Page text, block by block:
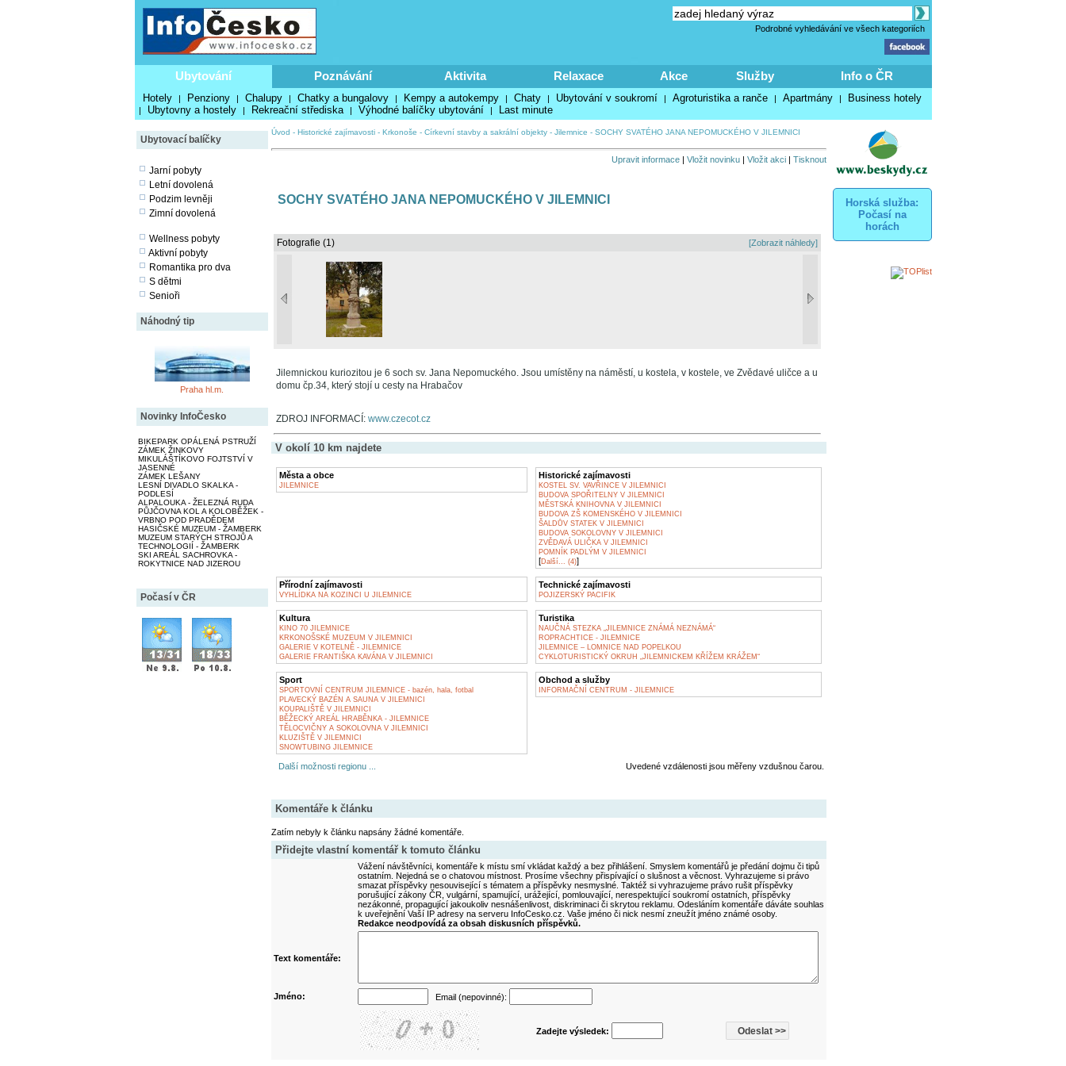
Podrobné vyhledávání ve všech kategoriích
Ubytování Poznávání Aktivita Relaxace Akce Služby Info o ČR
Hotely | Penziony | Chalupy | Chatky a bungalovy | Kempy a autokempy | Chaty | Ubytování v soukromí | Agroturistika a ranče | Apartmány | Business hotely
| Ubytovny a hostely | Rekreační střediska | Výhodné balíčky ubytování | Last minute
Ubytovací balíčky
Jarní pobyty
Letní dovolená
Podzim levněji
Zimní dovolená
Wellness pobyty
Aktivní pobyty
Romantika pro dva
S dětmi
Senioři
Náhodný tip
Praha hl.m.
Novinky InfoČesko
BIKEPARK OPÁLENÁ PSTRUŽÍ
ZÁMEK ŽINKOVY
MIKULÁŠTÍKOVO FOJTSTVÍ V
JASENNÉ
ZÁMEK LEŠANY
LESNÍ DIVADLO SKALKA -
PODLESÍ
ALPALOUKA - ŽELEZNÁ RUDA
PŮJČOVNA KOL A KOLOBĚŽEK -
VRBNO POD PRADĚDEM
HASIČSKÉ MUZEUM - ŽAMBERK
MUZEUM STARÝCH STROJŮ A
TECHNOLOGIÍ - ŽAMBERK
SKI AREÁL SACHROVKA -
ROKYTNICE NAD JIZEROU
Počasí v ČR
Úvod - Historické zajímavosti- Krkonoše - Církevní stavby a sakrální objekty- Jilemnice - SOCHY SVATÉHO JANA NEPOMUCKÉHO V JILEMNICI
Upravit informace| Vložit novinku| Vložit akci| Tisknout
SOCHY SVATÉHO JANA NEPOMUCKÉHO V JILEMNICI
Fotografie (1) [Zobrazit náhledy]
Jilemnickou kuriozitou je 6 soch sv. Jana Nepomuckého. Jsou umístěny na náměstí, u kostela, v kostele, ve Zvědavé uličce a u
domu čp.34, který stojí u cesty na Hrabačov
ZDROJ INFORMACÍ: www.czecot.cz
V okolí 10 km najdete
Města a obce
JILEMNICE
Historické zajímavosti
KOSTEL SV. VAVŘINCE V JILEMNICI
BUDOVA SPOŘITELNY V JILEMNICI
MĚSTSKÁ KNIHOVNA V JILEMNICI
BUDOVA ZŠ KOMENSKÉHO V JILEMNICI
ŠALDŮV STATEK V JILEMNICI
BUDOVA SOKOLOVNY V JILEMNICI
ZVĚDAVÁ ULIČKA V JILEMNICI
POMNÍK PADLÝM V JILEMNICI
[Další... (4)]
Přírodní zajímavosti
VYHLÍDKA NA KOZINCI U JILEMNICE
Technické zajímavosti
POJIZERSKÝ PACIFIK
Kultura
KINO 70 JILEMNICE
KRKONOŠSKÉ MUZEUM V JILEMNICI
GALERIE V KOTELNĚ - JILEMNICE
GALERIE FRANTIŠKA KAVÁNA V JILEMNICI
Turistika
NAUČNÁ STEZKA „JILEMNICE ZNÁMÁ NEZNÁMÁ“
ROPRACHTICE - JILEMNICE
JILEMNICE – LOMNICE NAD POPELKOU
CYKLOTURISTICKÝ OKRUH „JILEMNICKEM KŘÍŽEM KRÁŽEM“
Sport
SPORTOVNÍ CENTRUM JILEMNICE - bazén, hala, fotbal
PLAVECKÝ BAZÉN A SAUNA V JILEMNICI
KOUPALIŠTĚ V JILEMNICI
BĚŽECKÝ AREÁL HRABĚNKA - JILEMNICE
TĚLOCVIČNY A SOKOLOVNA V JILEMNICI
KLUZIŠTĚ V JILEMNICI
SNOWTUBING JILEMNICE
Obchod a služby
INFORMAČNÍ CENTRUM - JILEMNICE
Další možnosti regionu ... Uvedené vzdálenosti jsou měřeny vzdušnou čarou.
Komentáře k článku
Zatím nebyly k článku napsány žádné komentáře.
Přidejte vlastní komentář k tomuto článku
Vážení návštěvníci, komentáře k místu smí vkládat každý a bez přihlášení. Smyslem komentářů je předání dojmu či tipů
ostatním. Nejedná se o chatovou místnost. Prosíme všechny přispívající o slušnost a věcnost. Vyhrazujeme si právo
smazat příspěvky nesouvisející s tématem a příspěvky nesmyslné. Taktéž si vyhrazujeme právo rušit příspěvky
porušující zákony ČR, vulgární, spamující, urážející, pomlouvající, nerespektující soukromí ostatních, příspěvky
nezákonné, propagující jakoukoliv nesnášenlivost, diskriminaci či skrytou reklamu. Odesláním komentáře dáváte souhlas
k uveřejnění Vaší IP adresy na serveru InfoCesko.cz. Vaše jméno či nick nesmí zneužít jméno známé osoby.
Redakce neodpovídá za obsah diskusních příspěvků.
Text komentáře:
Jméno: Email (nepovinné):
Zadejte výsledek:
Horská služba:
Počasí na
horách